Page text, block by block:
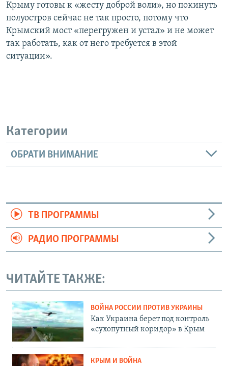
Крыму готовы к «жесту доброй воли», но покинуть
полуостров сейчас не так просто, потому что
Крымский мост «перегружен и устал» и не может
так работать, как от него требуется в этой
ситуации».
Категории
ОБРАТИ ВНИМАНИЕ
ТВ ПРОГРАММЫ
РАДИО ПРОГРАММЫ
ЧИТАЙТЕ ТАКЖЕ:
ВОЙНА РОССИИ ПРОТИВ УКРАИНЫ
Как Украина берет под контроль
«сухопутный коридор» в Крым
КРЫМ И ВОЙНА